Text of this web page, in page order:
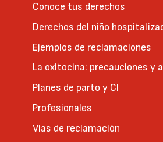
Conoce tus derechos
Derechos del niño
Ejemplos de reclamaciones
La oxitocina: precauciones y
Planes de parto y CI
Profesionales
Vías de reclamación